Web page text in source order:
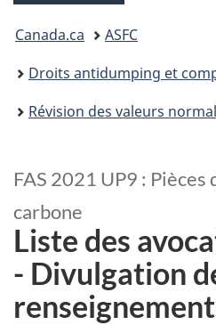
êtes
ici
Canada.ca
ASFC
Droits antidumping et
Révision des valeurs
FAS 2021 UP9 : Pièces
carbone
Liste des
- Divulgation